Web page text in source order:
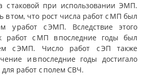
с таковой при использовании ЭМП.
в том, что рост числа работ с МП был
у работ с ЭМП. Вследствие этого
работ с МП в последние годы был
с ЭМП. Число работ с ЭП также
и в последние годы достигало
для работ с полем СВЧ.